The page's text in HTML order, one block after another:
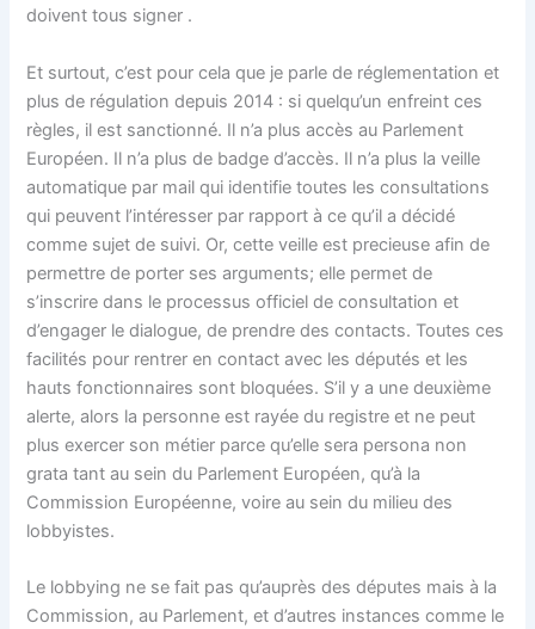
doivent tous signer .
Et surtout, c’est pour cela que je parle de réglementation et
plus de régulation depuis 2014 : si quelqu’un enfreint ces
règles, il est sanctionné. Il n’a plus accès au Parlement
Européen. Il n’a plus de badge d’accès. Il n’a plus la veille
automatique par mail qui identifie toutes les consultations
qui peuvent l’intéresser par rapport à ce qu’il a décidé
comme sujet de suivi. Or, cette veille est precieuse afin de
permettre de porter ses arguments; elle permet de
s’inscrire dans le processus officiel de consultation et
d’engager le dialogue, de prendre des contacts. Toutes ces
facilités pour rentrer en contact avec les députés et les
hauts fonctionnaires sont bloquées. S’il y a une deuxième
alerte, alors la personne est rayée du registre et ne peut
plus exercer son métier parce qu’elle sera persona non
grata tant au sein du Parlement Européen, qu’à la
Commission Européenne, voire au sein du milieu des
lobbyistes.
Le lobbying ne se fait pas qu’auprès des députes mais à la
Commission, au Parlement, et d’autres instances comme le